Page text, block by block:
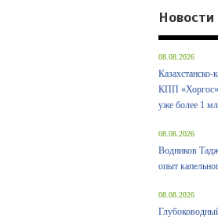
08.08.2026
Казахстанско-
КПП «Хоргос»
уже более 1
08.08.2026
Водников
опыт
08.08.2026